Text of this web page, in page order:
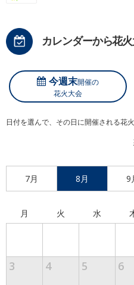
カレンダーから花
今週末開催の
花火大会
日付を選んで、その日に開催される花
7月 8月 9
月 火 水
3 4 5 6